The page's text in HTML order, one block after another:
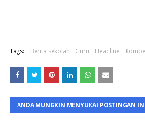
Tags: Berita sekolah Guru Headline
ANDA MUNGKIN MENYUKAI POSTINGAN INI